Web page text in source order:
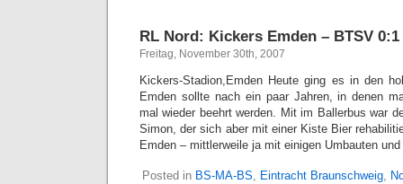
RL Nord: Kickers Emden – BTSV
Freitag, November 30th, 2007
Kickers-Stadion,Emden Heute ging es in den
Emden sollte nach ein paar Jahren, in denen
mal wieder beehrt werden. Mit im Ballerbus war
Simon, der sich aber mit einer Kiste Bier
Emden – mittlerweile ja mit einigen Umbauten
Posted in BS-MA-BS, Eintracht Braunschweig,